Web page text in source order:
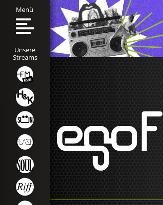
Menü
Unsere
Streams